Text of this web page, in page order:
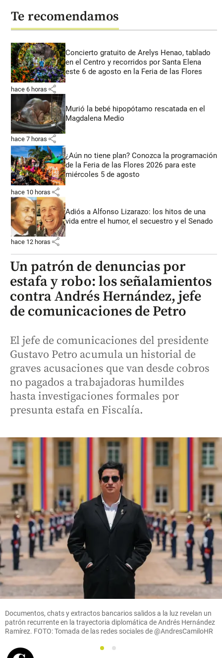
Te recomendamos
Concierto gratuito de Arelys Henao, tablado
en el Centro y recorridos por Santa Elena
este 6 de agosto en la Feria de las Flores
hace 6 horas share
Murió la bebé hipopótamo rescatada en el
Magdalena Medio
hace 7 horas share
¿Aún no tiene plan? Conozca la programación
de la Feria de las Flores 2026 para este
miércoles 5 de agosto
hace 10 horas share
Adiós a Alfonso Lizarazo: los hitos de una
vida entre el humor, el secuestro y el Senado
hace 12 horas share
Un patrón de denuncias por
estafa y robo: los señalamientos
contra Andrés Hernández, jefe
de comunicaciones de Petro
El jefe de comunicaciones del presidente
Gustavo Petro acumula un historial de
graves acusaciones que van desde cobros
no pagados a trabajadoras humildes
hasta investigaciones formales por
presunta estafa en Fiscalía.
Documentos, chats y extractos bancarios salidos a la luz revelan un
patrón recurrente en la trayectoria diplomática de Andrés Hernández
Ramírez. FOTO: Tomada de las redes sociales de @AndresCamiloHR
1
2